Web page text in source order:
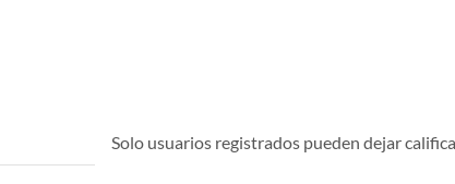
Solo usuarios registrados pueden dejar